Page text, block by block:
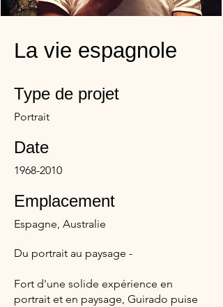
La vie espagnole
Type de projet
Portrait
Date
1968-2010
Emplacement
Espagne, Australie
Du portrait au paysage -
Fort d'une solide expérience en
portrait et en paysage, Guirado puise